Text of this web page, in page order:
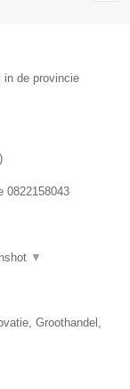
in de provincie
)
0822158043
▼
Groothandel,